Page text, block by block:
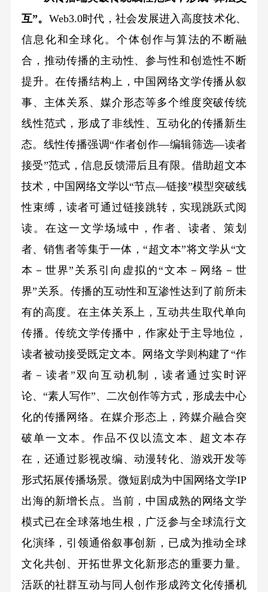
互”。 Web3.0时代，社会发展进入高度技术化、
信息化和全球化。个体创作与算法的不断融
合，推动传播的主动性、参与性和创造性不断
提升。在传播结构上，中国网络文学传播从叙
事、主体关系、媒介形态等多个维度突破传统
线性范式，形成了非线性、互动化的传播新生
态。线性传播强调“作者创作—编辑筛选—读者
接受”范式，信息反馈滞后且有限。借助超文本
技术，中国网络文学以“节点—链接”模型突破线
性束缚，读者可通过链接跳转，实现跳跃式阅
读。在这一文学场域中，作者、读者、策划
者、销售者等集于一体，“超文本”将文学从“文
本－世界”关系引向虚拟的“文本－网络－世
界”关系。传播的互动性和互渗性达到了前所未
有的高度。在主体关系上，互动共生取代单向
传播。传统文学传播中，作家处于主导地位，
读者被动接受既定文本。网络文学则构建了“作
者－读者”双向互动机制，读者通过实时评
论、“素人写作”、二次创作等方式，形成去中心
化的传播网络。在媒介形态上，跨媒介融合突
破单一文本。作品不仅以流文本、超文本存
在，还通过影视改编、动漫转化、游戏开发等
形式拓展传播场景。微短剧成为中国网络文学IP
出海的新增长点。当前，中国成熟的网络文学
模式已在全球落地生根，广泛参与全球流行文
化演绎，引领通俗叙事创新，已成为推动全球
文化共创、开拓世界文化新形态的重要力量。
活跃的社群互动与同人创作形成跨文化传播机